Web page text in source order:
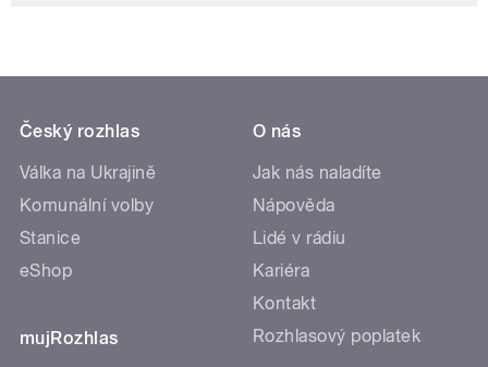
Český rozhlas
Válka na Ukrajině
Komunální volby
Stanice
eShop
mujRozhlas
O nás
Jak nás naladíte
Nápověda
Lidé v rádiu
Kariéra
Kontakt
Rozhlasový poplatek